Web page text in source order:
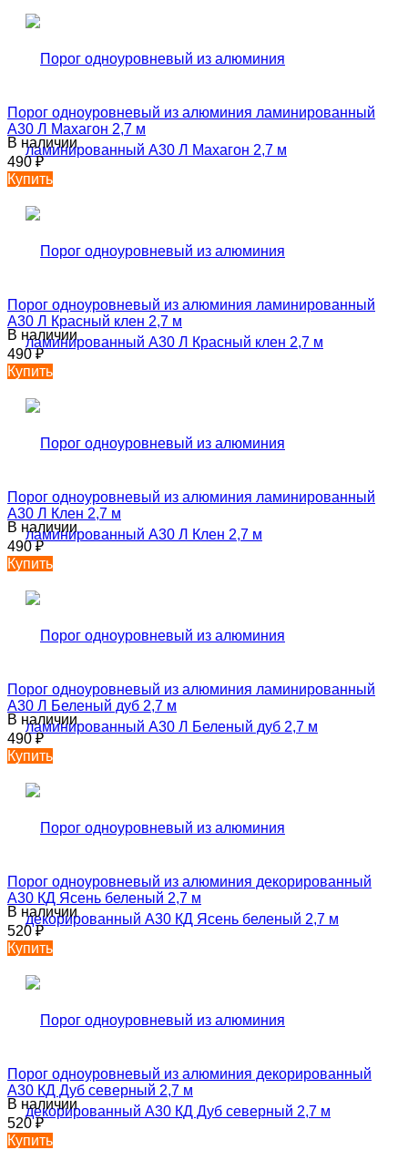
Порог одноуровневый из алюминия ламинированный
А30 Л Махагон 2,7 м
В наличии
490₽
Купить
Порог одноуровневый из алюминия ламинированный
А30 Л Красный клен 2,7 м
В наличии
490₽
Купить
Порог одноуровневый из алюминия ламинированный
А30 Л Клен 2,7 м
В наличии
490₽
Купить
Порог одноуровневый из алюминия ламинированный
А30 Л Беленый дуб 2,7 м
В наличии
490₽
Купить
Порог одноуровневый из алюминия декорированный
А30 КД Ясень беленый 2,7 м
В наличии
520₽
Купить
Порог одноуровневый из алюминия декорированный
А30 КД Дуб северный 2,7 м
В наличии
520₽
Купить